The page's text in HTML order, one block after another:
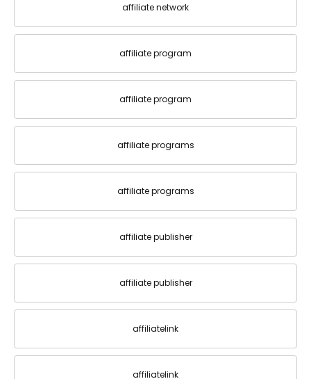
affiliate network
affiliate program
affiliate program
affiliate programs
affiliate programs
affiliate publisher
affiliate publisher
affiliatelink
affiliatelink